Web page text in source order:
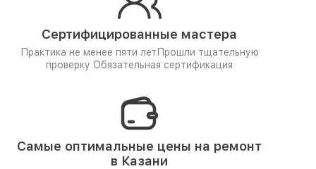
Сертифицированные мастера
Практика не менее пяти лет Прошли тщательную
проверку Обязательная сертификация
Самые оптимальные цены на ремонт
в Казани